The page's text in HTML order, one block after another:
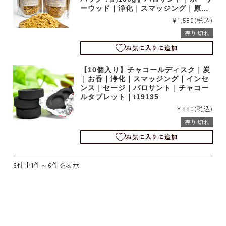
ーウッド｜浄化｜スマッジング｜原木
｜チップ｜お香｜インセンス｜香木｜
¥1,580(税込)
売り切れ
お気に入りに追加
【10個入り】チャコールディスク｜炭
｜お香｜浄化｜スマッジング｜インセ
ンス｜セージ｜パロサント｜チャコー
ルタブレット｜t19135
¥880(税込)
売り切れ
お気に入りに追加
6件中1件～6件を表示